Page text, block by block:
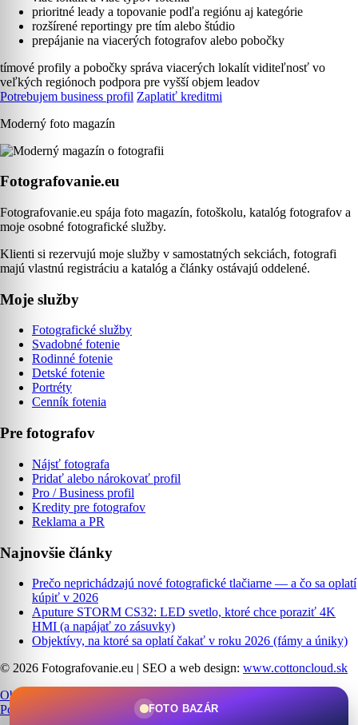
prioritné leady a topovanie podľa regiónu aj kategórie
rozšírené reportingy pre tím alebo štúdio
prepájanie na viacerých fotografov alebo pobočky
tímové profily a pobočky správa viacerých lokalít viditeľnosť vo
veľkých regiónoch podpora pre vyšší objem leadov
Potrebujem business profil Zaplatiť kreditmi
Moderný foto magazín
Fotografovanie.eu
Fotografovanie.eu spája foto magazín, fotoškolu, katalóg fotografov a
moje osobné fotografické služby.
Klienti si rezervujú moje služby v samostatných sekciách, fotografi
majú vlastnú registráciu a katalóg a články ostávajú oddelené.
Moje služby
Fotografické služby
Svadobné fotenie
Rodinné fotenie
Detské fotenie
Portréty
Cenník fotenia
Pre fotografov
Nájsť fotografa
Pridať alebo nárokovať profil
Pro / Business profil
Kredity pre fotografov
Reklama a PR
Najnovšie články
Prečo neprichádzajú nové fotografické tlačiarne — a čo sa oplatí
kúpiť v 2026
Aputure STORM CS32: LED svetlo, ktoré chce poraziť 4K
HMI (a napájať zo zásuvky)
Objektívy, na ktoré sa oplatí čakať v roku 2026 (fámy a úniky)
© 2026 Fotografovanie.eu | SEO a web design: www.cottoncloud.sk
Obchodné podmienky
Podmienky používania
FOTO BAZÁR